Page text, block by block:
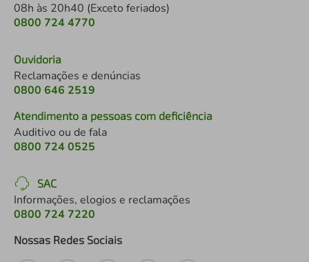
08h às 20h40 (Exceto feriados)
0800 724 4770
Ouvidoria
Reclamações e denúncias
0800 646 2519
Atendimento a pessoas com deficiência
Auditivo ou de fala
0800 724 0525
SAC
Informações, elogios e reclamações
0800 724 7220
Nossas Redes Sociais